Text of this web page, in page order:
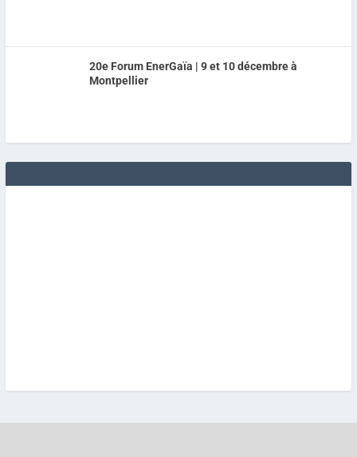
20e Forum EnerGaïa | 9 et 10 décembre à
Montpellier